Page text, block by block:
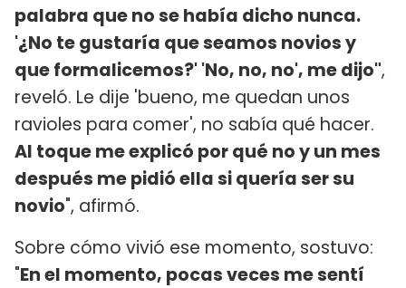
palabra que no se había dicho nunca.
'¿No te gustaría que seamos novios y
que formalicemos?' 'No, no, no', me dijo",
reveló. Le dije 'bueno, me quedan unos
ravioles para comer', no sabía qué hacer.
Al toque me explicó por qué no y un mes
después me pidió ella si quería ser su
novio", afirmó.
Sobre cómo vivió ese momento, sostuvo:
"En el momento, pocas veces me sentí